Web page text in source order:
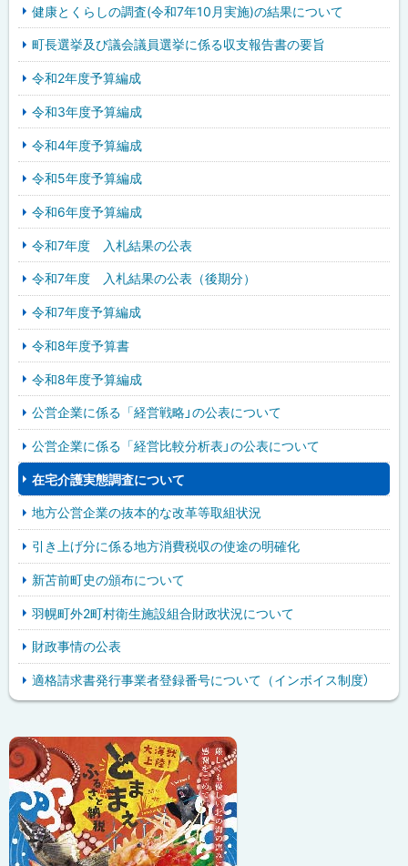
健康とくらしの調査(令和7年10月実施)の結果について
町長選挙及び議会議員選挙に係る収支報告書の要旨
令和2年度予算編成
令和3年度予算編成
令和4年度予算編成
令和5年度予算編成
令和6年度予算編成
令和7年度 入札結果の公表
令和7年度 入札結果の公表（後期分）
令和7年度予算編成
令和8年度予算書
令和8年度予算編成
公営企業に係る「経営戦略」の公表について
公営企業に係る「経営比較分析表」の公表について
在宅介護実態調査について
地方公営企業の抜本的な改革等取組状況
引き上げ分に係る地方消費税収の使途の明確化
新苫前町史の頒布について
羽幌町外2町村衛生施設組合財政状況について
財政事情の公表
適格請求書発行事業者登録番号について（インボイス制度）
サ
イ
ド
・
ッ
ク
ア
ッ